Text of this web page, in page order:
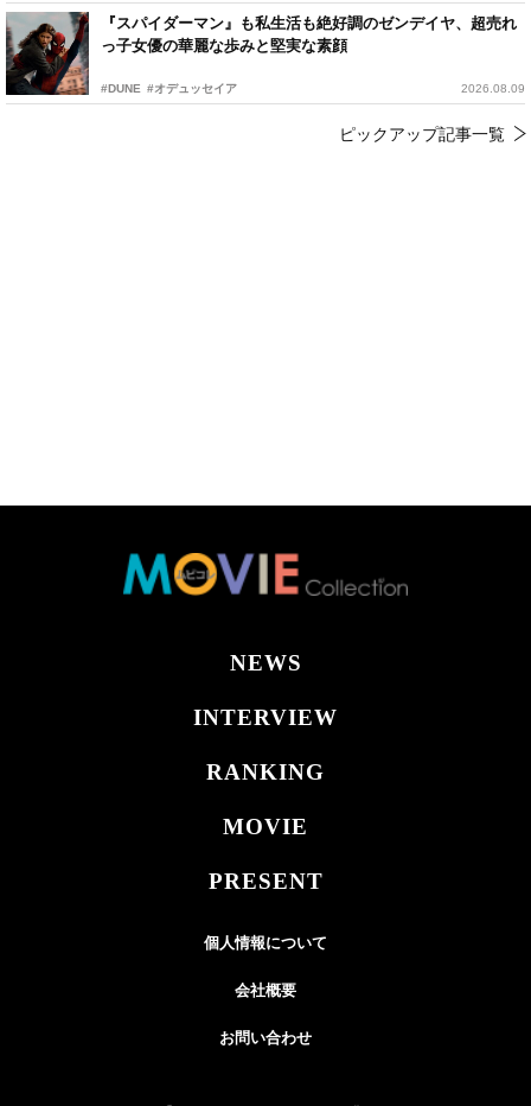
『スパイダーマン』も私生活も絶好調のゼンデイヤ、超売れ
っ子女優の華麗な歩みと堅実な素顔
#DUNE #オデュッセイア 2026.08.09
ピックアップ記事一覧
NEWS
INTERVIEW
RANKING
MOVIE
PRESENT
個人情報について
会社概要
お問い合わせ